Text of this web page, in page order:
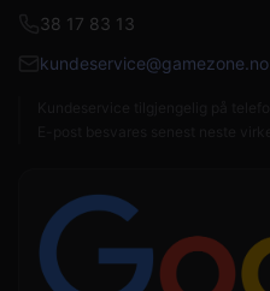
38 17 83 13
kundeservice@gamezone.no